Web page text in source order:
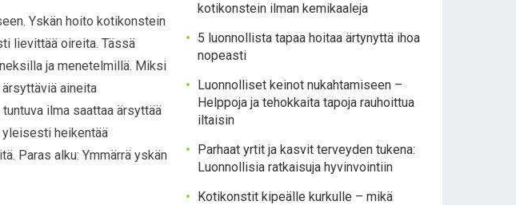
Yskän hoito kotikonstein
lievittää oireita. Tässä
ja menetelmillä. Miksi
aineita
ilma saattaa ärsyttää
yleisesti heikentää
Paras alku: Ymmärrä yskän
kotikonstein ilman kemikaaleja
5 luonnollista tapaa hoitaa ärtynyttä ihoa
nopeasti
Luonnolliset keinot nukahtamiseen –
Helppoja ja tehokkaita tapoja rauhoittua
iltaisin
Parhaat yrtit ja kasvit terveyden tukena:
Luonnollisia ratkaisuja hyvinvointiin
Kotikonstit kipeälle kurkulle – mikä